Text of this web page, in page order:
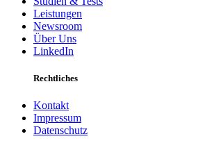
Leistungen
Newsroom
Über Uns
LinkedIn
Rechtliches
Kontakt
Impressum
Datenschutz